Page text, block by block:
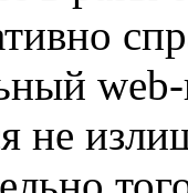
web-
не